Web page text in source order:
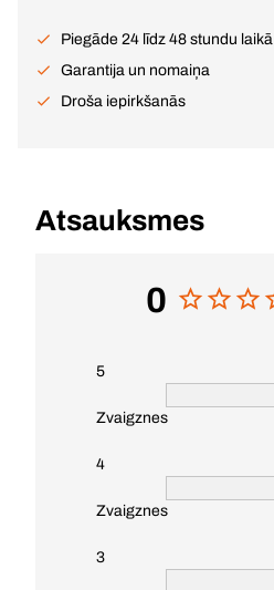
Piegāde 24 līdz 48 stundu laikā
Garantija un nomaiņa
Droša iepirkšanās
Atsauksmes
0
5
Zvaigznes
4
Zvaigznes
3